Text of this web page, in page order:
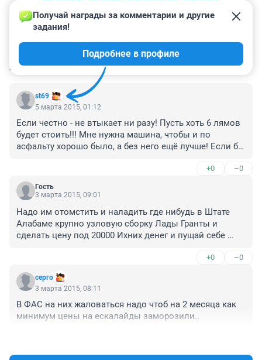
КОММЕНТАРИИ 7
st69
Получай награды за комментарии и другие
задания!
Подробнее в профиле
5 марта 2015, 01:12
Если честно - не втыкает ни разу! Пусть хоть 6 лямов
будет стоить!!! Мне нужна машина, чтобы и по
асфальту хорошо было, а без него ещё лучше! Если бы
взял, а это- только чтобы по хорошей дороге к
кабакам подкатывать для понтов, как вторую
машину....
+0 –0
Гость
3 марта 2015, 09:01
Надо им отомстить и наладить где нибудь в Штате
Алабаме крупно узловую сборку Лады Гранты и
сделать цену под 20000 Ихних денег и пущай себе
+0 –0
серго
3 марта 2015, 08:11
В ФАС на них жаловаться надо чтоб на 2 месяца как
минимум цены на ескалайды заморозили..